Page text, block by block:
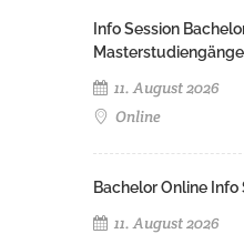
Info Session
11. August 2026
Online
Bachelor Online Info
11. August 2026